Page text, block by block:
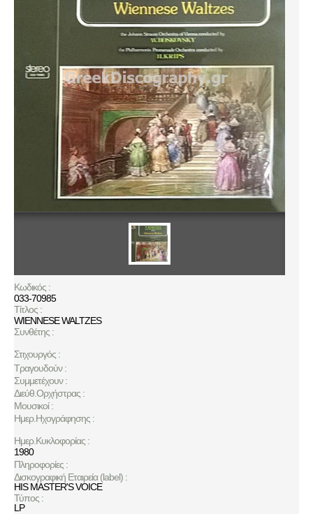
Κωδικός :
033-70985
Τίτλος :
WIENNESE WALTZES
Συνθέτης :
Στιχουργός :
Τραγουδούν :
Συμμετέχουν :
Διεύθ.Ορχήστρας :
Μουσικοί :
Ημερ.Ηχογράφησης :
Ημερ.Κυκλοφορίας :
1980
Πληροφορίες :
Δισκογραφική Εταιρεία (label) :
HIS MASTER'S VOICE
Τύπος :
LP